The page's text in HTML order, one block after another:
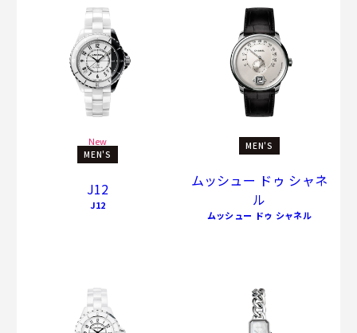
New
MEN'S
J12
J12
MEN'S
ムッシュー ドゥ シャネ
ル
ムッシュー ドゥ シャネル